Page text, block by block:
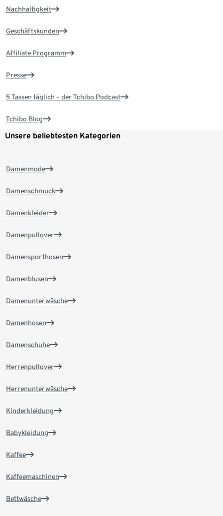
Nachhaltigkeit
Geschäftskunden
Affiliate Programm
Presse
5 Tassen täglich – der Tchibo Podcast
Tchibo Blog
Unsere beliebtesten Kategorien
Damenmode
Damenschmuck
Damenkleider
Damenpullover
Damensporthosen
Damenblusen
Damenunterwäsche
Damenhosen
Damenschuhe
Herrenpullover
Herrenunterwäsche
Kinderkleidung
Babykleidung
Kaffee
Kaffeemaschinen
Bettwäsche